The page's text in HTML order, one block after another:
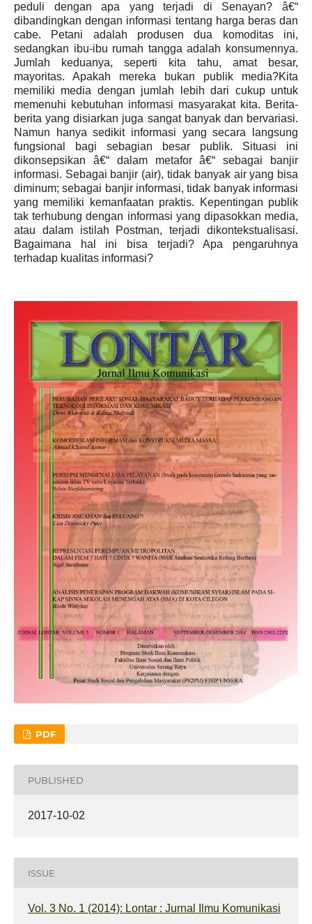
peduli dengan apa yang terjadi di Senayan? â€“
dibandingkan dengan informasi tentang harga beras dan
cabe. Petani adalah produsen dua komoditas ini,
sedangkan ibu-ibu rumah tangga adalah konsumennya.
Jumlah keduanya, seperti kita tahu, amat besar,
mayoritas. Apakah mereka bukan publik media?Kita
memiliki media dengan jumlah lebih dari cukup untuk
memenuhi kebutuhan informasi masyarakat kita. Berita-
berita yang disiarkan juga sangat banyak dan bervariasi.
Namun hanya sedikit informasi yang secara langsung
fungsional bagi sebagian besar publik. Situasi ini
dikonsepsikan â€“ dalam metafor â€“ sebagai banjir
informasi. Sebagai banjir (air), tidak banyak air yang bisa
diminum; sebagai banjir informasi, tidak banyak informasi
yang memiliki kemanfaatan praktis. Kepentingan publik
tak terhubung dengan informasi yang dipasokkan media,
atau dalam istilah Postman, terjadi dikontekstualisasi.
Bagaimana hal ini bisa terjadi? Apa pengaruhnya
terhadap kualitas informasi?
PDF
PUBLISHED
2017-10-02
ISSUE
Vol. 3 No. 1 (2014): Lontar : Jurnal Ilmu Komunikasi